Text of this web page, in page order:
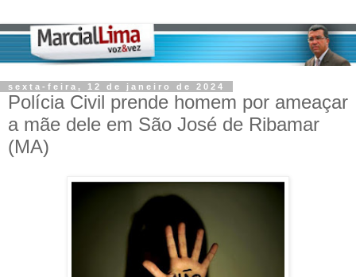
sexta-feira, 12 de janeiro de 2024
Polícia Civil prende homem por ameaçar
a mãe dele em São José de Ribamar
(MA)